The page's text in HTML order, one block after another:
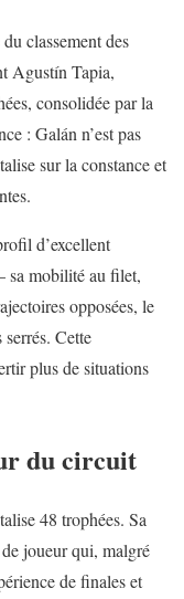
classement des
Agustín Tapia,
consolidée par la
: Galán n’est pas
sur la constance et
d’excellent
sa mobilité au filet,
opposées, le
Cette
plus de situations
du circuit
48 trophées. Sa
joueur qui, malgré
de finales et